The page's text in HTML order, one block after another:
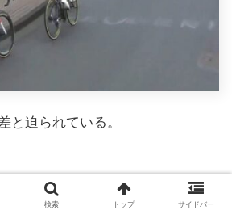
と迫られている。
検索 トップ サイドバー